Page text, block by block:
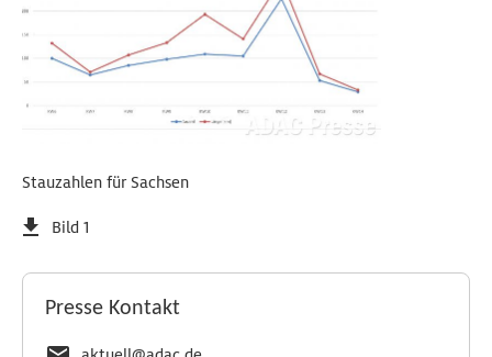
Stauzahlen für Sachsen
Bild 1
Presse Kontakt